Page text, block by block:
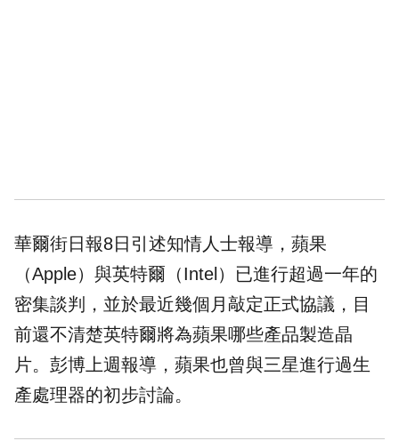
華爾街日報8日引述知情人士報導，蘋果
（Apple）與英特爾（Intel）已進行超過一年的
密集談判，並於最近幾個月敲定正式協議，目
前還不清楚英特爾將為蘋果哪些產品製造晶
片。彭博上週報導，蘋果也曾與三星進行過生
產處理器的初步討論。